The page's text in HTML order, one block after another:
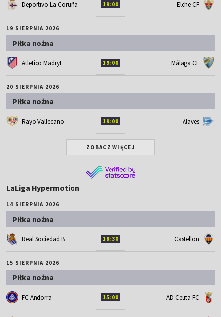
Deportivo La Coruña 19:00 Elche CF
19 SIERPNIA 2026
Piłka nożna
Atletico Madryt 19:00 Málaga CF
20 SIERPNIA 2026
Piłka nożna
Rayo Vallecano 19:00 Alaves
ZOBACZ WIĘCEJ
LaLiga Hypermotion
14 SIERPNIA 2026
Piłka nożna
Real Sociedad B 18:30 Castellon
15 SIERPNIA 2026
Piłka nożna
FC Andorra 15:00 AD Ceuta FC